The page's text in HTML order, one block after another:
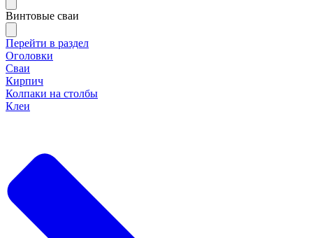
Винтовые сваи
Перейти в раздел
Оголовки
Сваи
Кирпич
Колпаки на столбы
Клеи